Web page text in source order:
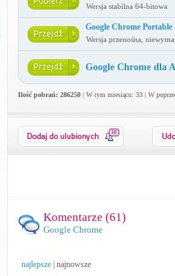
Wersja stabilna 64-bitowa
Google Chrome Portable
Wersja przenośna,
Google Chrome dla
Ilość pobrań: 286250| W tym miesiącu: 33 | W
10
Komentarze (61)
Google Chrome
najlepsze| najnowsze